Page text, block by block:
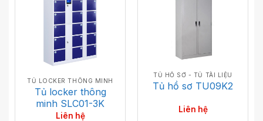
TỦ LOCKER THÔNG MINH
Tủ locker thông
minh SLC01-3K
Liên hệ
TỦ HỒ SƠ - TỦ TÀI LIỆU
Tủ hồ sơ TU09K2
Liên hệ